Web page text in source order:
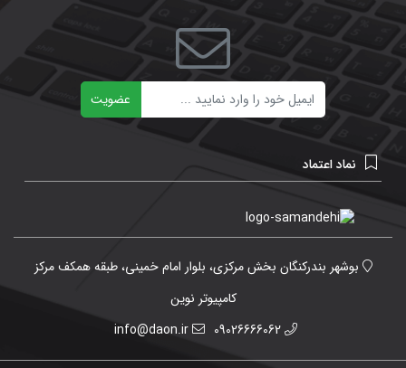
عضویت
نماد اعتماد
بوشهر بندرکنگان بخش مرکزی، بلوار امام خمینی، طبقه همکف مرکز
کامپیوتر نوین
09026666062
info@daon.ir